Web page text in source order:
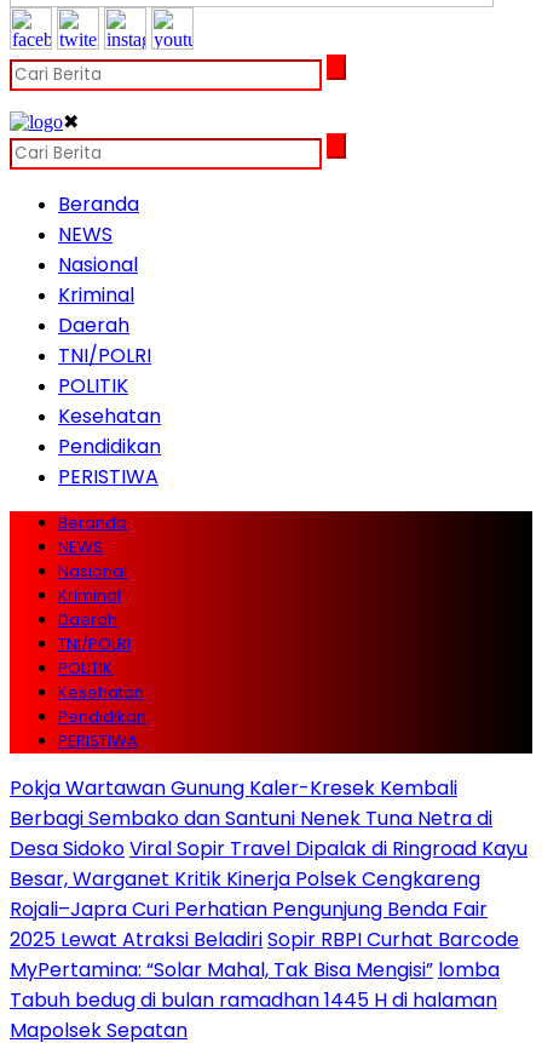
✖
Beranda
NEWS
Nasional
Kriminal
Daerah
TNI/POLRI
POLITIK
Kesehatan
Pendidikan
PERISTIWA
Beranda
NEWS
Nasional
Kriminal
Daerah
TNI/POLRI
POLITIK
Kesehatan
Pendidikan
PERISTIWA
Pokja Wartawan Gunung Kaler-Kresek Kembali
Berbagi Sembako dan Santuni Nenek Tuna Netra di
Desa SidokoViral Sopir Travel Dipalak di Ringroad Kayu
Besar, Warganet Kritik Kinerja Polsek Cengkareng
Rojali–Japra Curi Perhatian Pengunjung Benda Fair
2025 Lewat Atraksi BeladiriSopir RBPI Curhat Barcode
MyPertamina: “Solar Mahal, Tak Bisa Mengisi” lomba
Tabuh bedug di bulan ramadhan 1445 H di halaman
Mapolsek Sepatan